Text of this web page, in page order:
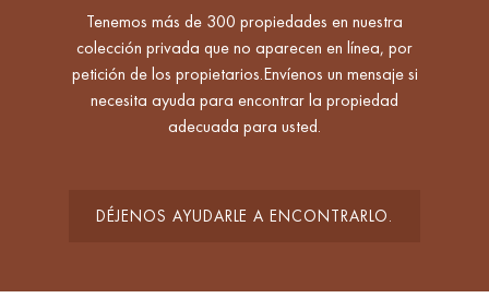
Tenemos más de 300 propiedades en nuestra
colección privada que no aparecen en línea, por
petición de los propietarios.Envíenos un mensaje si
necesita ayuda para encontrar la propiedad
adecuada para usted.
DÉJENOS AYUDARLE A ENCONTRARLO.